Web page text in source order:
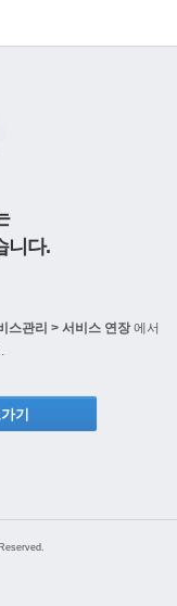
니다.
스관리 > 서비스 연장에서
기